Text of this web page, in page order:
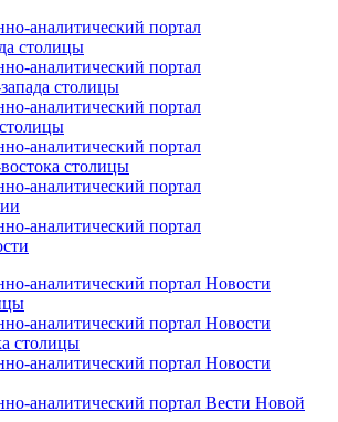
аналитический портал
столицы
аналитический портал
столицы
аналитический портал
аналитический портал
столицы
аналитический портал
аналитический портал
аналитический портал Новости
аналитический портал Новости
столицы
аналитический портал Новости
аналитический портал Вести Новой